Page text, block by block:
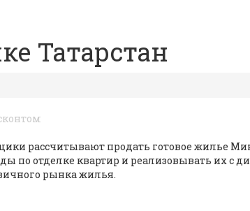
Татарстан
рассчитывают продать готовое жилье
по отделке квартир и реализовывать их с
рынка жилья.